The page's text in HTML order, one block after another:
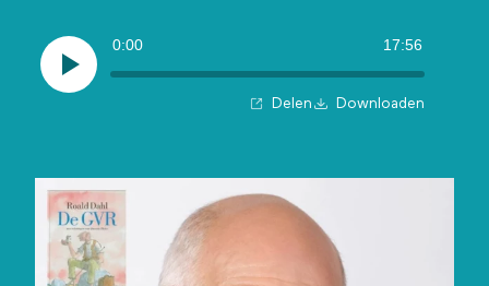
0:00 17:56
Delen Downloaden